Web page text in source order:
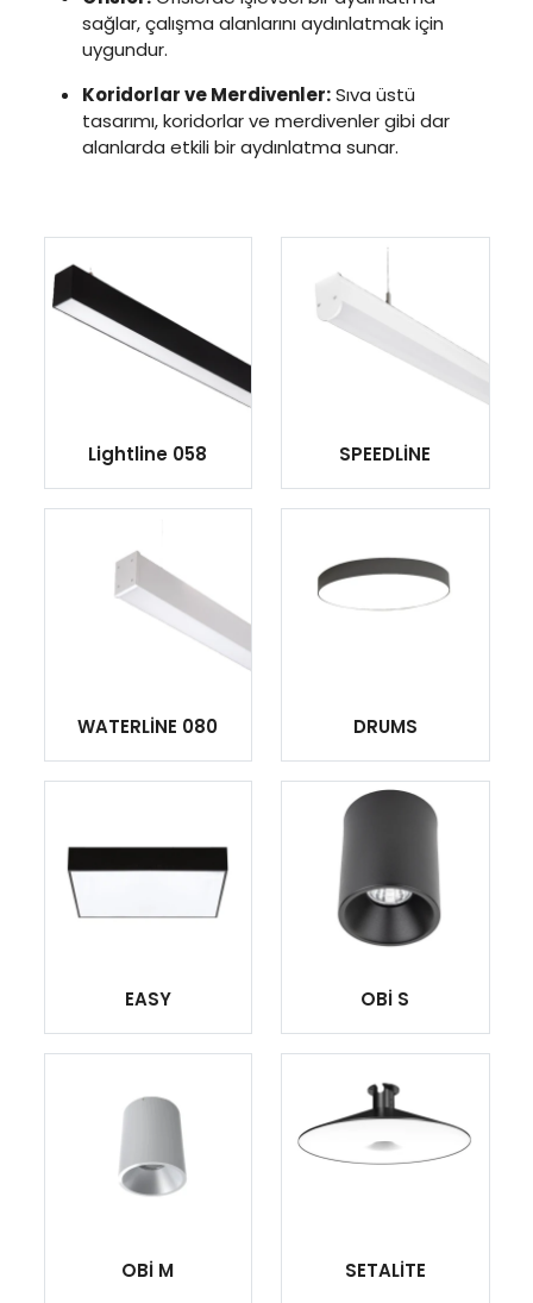
sağlar, çalışma alanlarını aydınlatmak için
uygundur.
Koridorlar ve Merdivenler:Sıva üstü
tasarımı, koridorlar ve merdivenler gibi dar
alanlarda etkili bir aydınlatma sunar.
Lightline 058 SPEEDLİNE
WATERLİNE 080 DRUMS
EASY OBİ S
OBİ M SETALİTE